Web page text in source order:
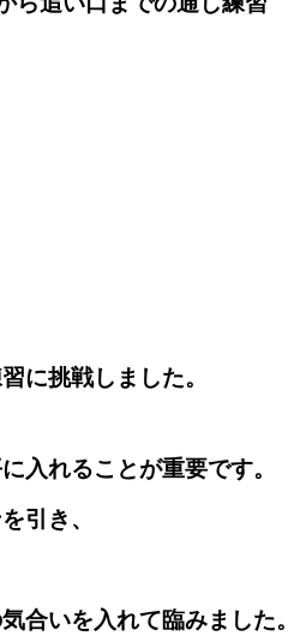
に挑戦しました。
入れることが重要です。
引き、
合いを入れて臨みました。